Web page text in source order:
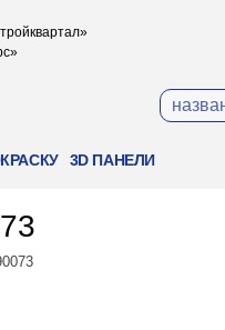
3D ПАНЕЛИ